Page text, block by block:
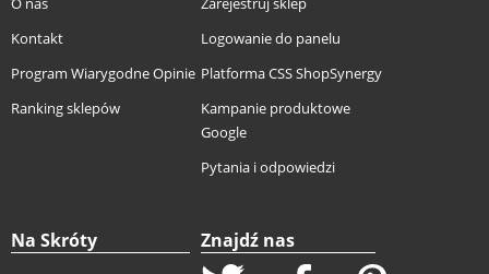
Kontakt
Program Wiarygodne Opinie
Ranking sklepów
Logowanie do panelu
Platforma CSS ShopSynergy
Kampanie produktowe
Google
Pytania i odpowiedzi
Na Skróty Znajdź nas